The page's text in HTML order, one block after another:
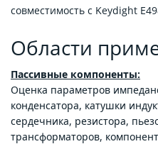
совместимость с Keydight
Области
Пассивные компоненты:
Оценка параметров
конденсатора, катушки
сердечника, резистора,
трансформаторов,